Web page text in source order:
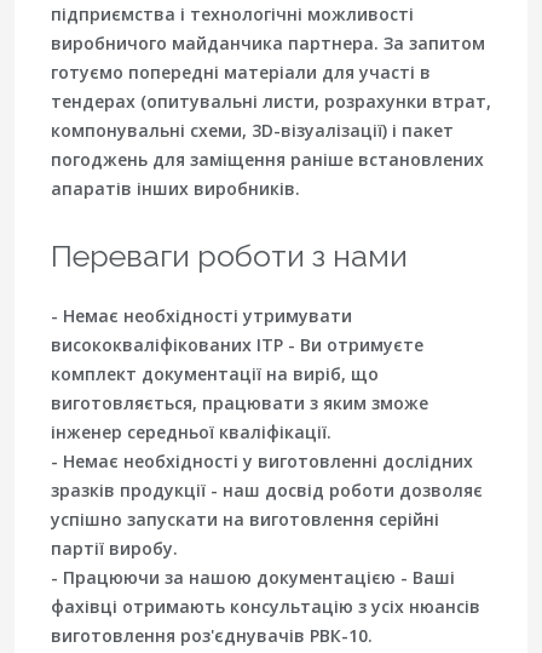
підприємства і технологічні можливості
виробничого майданчика партнера. За запитом
готуємо попередні матеріали для участі в
тендерах (опитувальні листи, розрахунки втрат,
компонувальні схеми, 3D-візуалізації) і пакет
погоджень для заміщення раніше встановлених
апаратів інших виробників.
Переваги роботи з нами
- Немає необхідності утримувати
висококваліфікованих ІТР - Ви отримуєте
комплект документації на виріб, що
виготовляється, працювати з яким зможе
інженер середньої кваліфікації.
- Немає необхідності у виготовленні дослідних
зразків продукції - наш досвід роботи дозволяє
успішно запускати на виготовлення серійні
партії виробу.
- Працюючи за нашою документацією - Ваші
фахівці отримають консультацію з усіх нюансів
виготовлення роз'єднувачів РВК-10.